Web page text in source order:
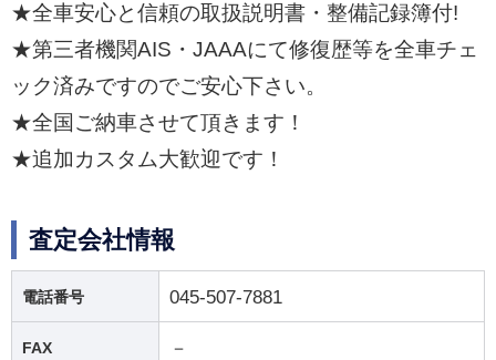
★全車安心と信頼の取扱説明書・整備記録簿付!
★第三者機関AIS・JAAAにて修復歴等を全車チェ
ック済みですのでご安心下さい。
★全国ご納車させて頂きます！
★追加カスタム大歓迎です！
査定会社情報
電話番号 045-507-7881
FAX －